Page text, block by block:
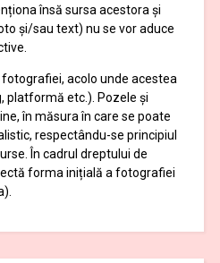
însă sursa acestora și
și/sau text) nu se vor aduce
acolo unde acestea
platformă etc.). Pozele și
în măsura în care se poate
respectându-se principiul
În cadrul dreptului de
forma inițială a fotografiei